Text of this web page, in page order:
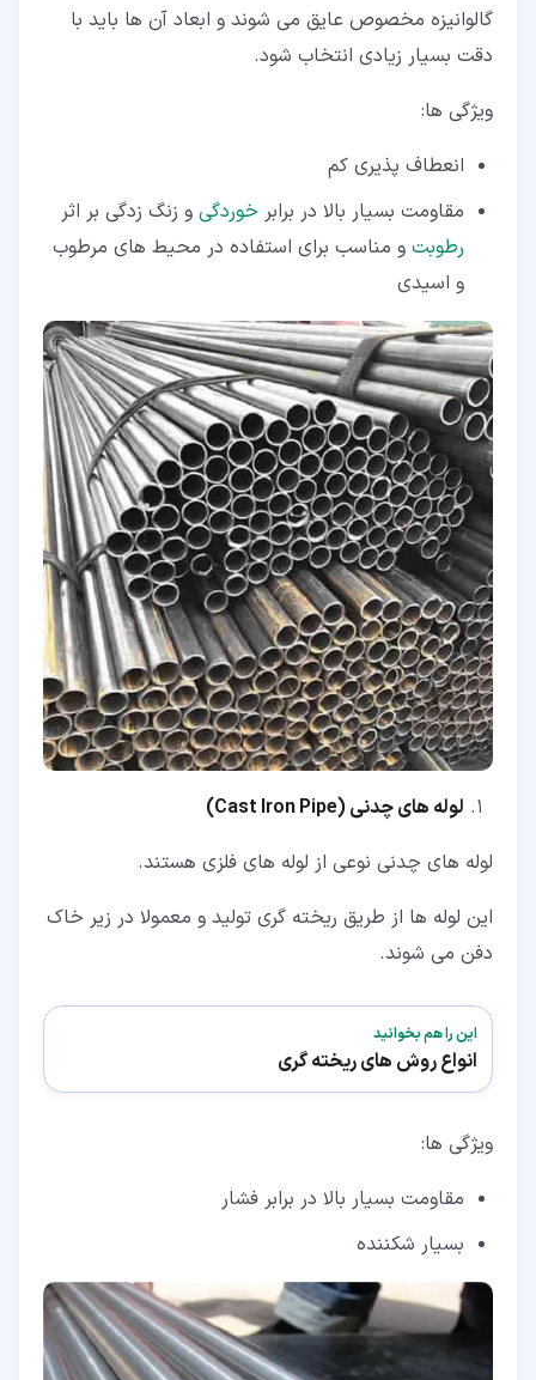
گالوانیزه مخصوص عایق می شوند و ابعاد آن ها باید با
دقت بسیار زیادی انتخاب شود.
ویژگی ها:
انعطاف پذیری کم
مقاومت بسیار بالا در برابر خوردگی و زنگ زدگی بر اثر
رطوبت و مناسب برای استفاده در محیط های مرطوب
و اسیدی
لوله های چدنی(Cast Iron Pipe)
لوله های چدنی نوعی از لوله های فلزی هستند.
این لوله ها از طریق ریخته گری تولید و معمولا در زیر خاک
دفن می شوند.
این را هم بخوانید
انواع روش های ریخته گری
ویژگی ها:
مقاومت بسیار بالا در برابر فشار
بسیار شکننده